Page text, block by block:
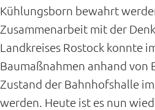
Kühlungsborn bewahrt
Zusammenarbeit mit der
Landkreises Rostock konnte
Baumaßnahmen anhand von
Zustand der Bahnhofshalle
werden. Heute ist es nun